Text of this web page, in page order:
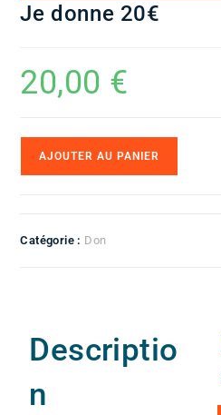
Je donne 20€
20,00 €
AJOUTER AU PANIER
Catégorie : Don
Descriptio
n